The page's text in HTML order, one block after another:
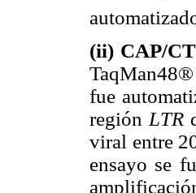
(ii) CAP/
fue
región LTR
viral entre
ensayo se